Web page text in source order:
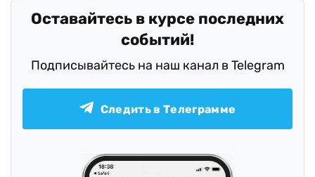
Оставайтесь в курсе последних
событий!
Подписывайтесь на наш канал в Telegram
Следить в Телеграмме